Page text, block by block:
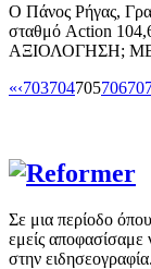
Ο Πάνος Ρήγας,
σταθμό Action
ΑΞΙΟΛΟΓΗΣΗ;
«‹703704705706
Σε μια περίοδο
εμείς αποφασίσαμε
στην ειδησεογραφία.